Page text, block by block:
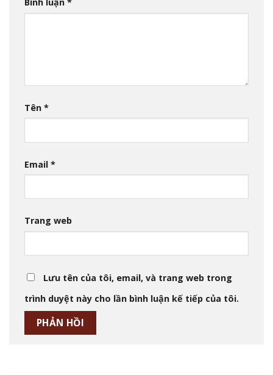
Tên *
Email *
Trang web
Lưu tên của tôi, email, và trang web trong
trình duyệt này cho lần bình luận kế tiếp của tôi.